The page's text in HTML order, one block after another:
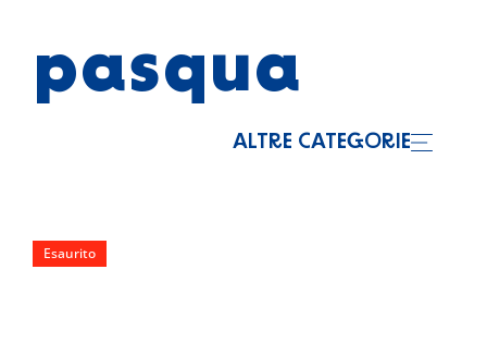
pasqua
ALTRE CATEGORIE
Esaurito